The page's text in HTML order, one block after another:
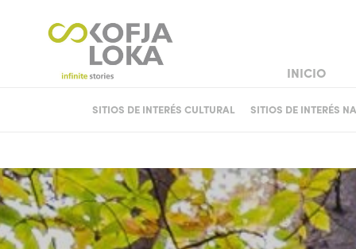
INICIO
SITIOS DE INTERÉS CULTURAL SITIOS DE INTERÉS
BODA